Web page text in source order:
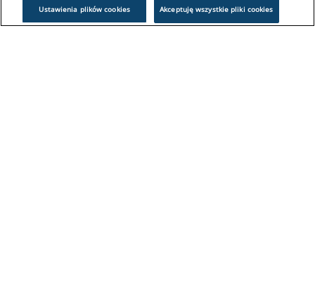
Ustawienia plików cookies Akceptuję wszystkie pliki cookies